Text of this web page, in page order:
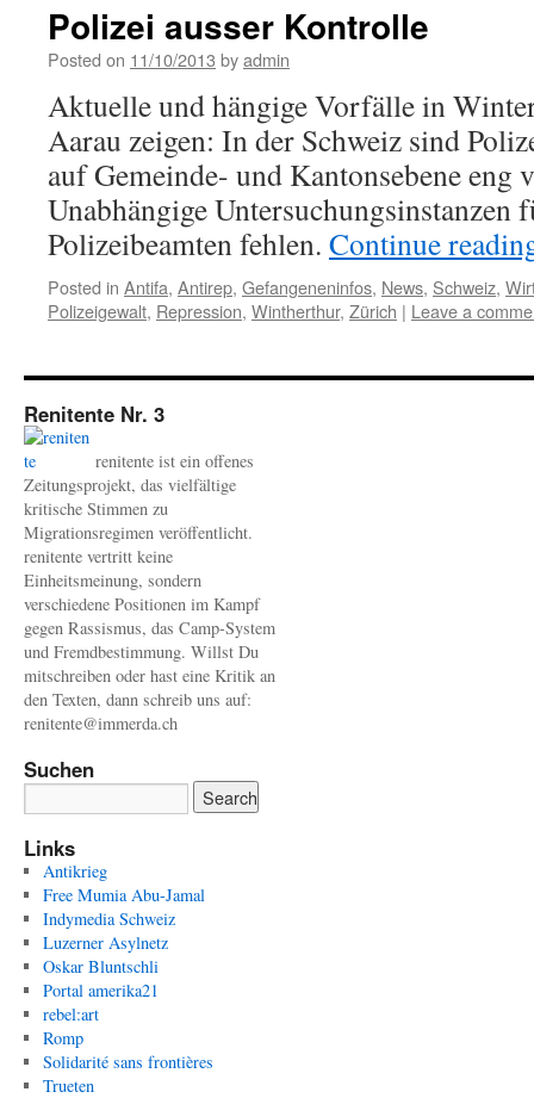
Polizei ausser Kontrolle
Posted on 11/10/2013 byadmin
Aktuelle und hängige Vorfälle in
Aarau zeigen: In der Schweiz sind
auf Gemeinde- und Kantonsebene eng
Unabhängige Untersuchungsinstanzen
Polizeibeamten fehlen. Continue
Posted in Antifa, Antirep, Gefangeneninfos, News, Schweiz,
Polizeigewalt, Repression, Wintherthur, Zürich | Leave a
Renitente Nr. 3
renitente ist ein offenes
Zeitungsprojekt, das vielfältige
kritische Stimmen zu
Migrationsregimen veröffentlicht.
renitente vertritt keine
Einheitsmeinung, sondern
verschiedene Positionen im Kampf
gegen Rassismus, das Camp-System
und Fremdbestimmung. Willst Du
mitschreiben oder hast eine Kritik an
den Texten, dann schreib uns auf:
renitente@immerda.ch
Suchen
Links
Antikrieg
Free Mumia Abu-Jamal
Indymedia Schweiz
Luzerner Asylnetz
Oskar Bluntschli
Portal amerika21
rebel:art
Romp
Solidarité sans frontières
Trueten